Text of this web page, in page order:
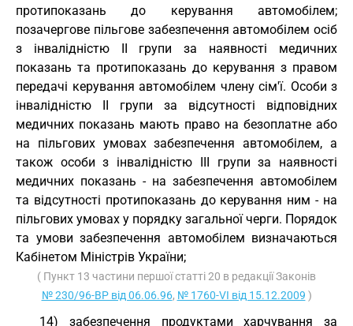
протипоказань до керування автомобілем;
позачергове пільгове забезпечення автомобілем осіб
з інвалідністю II групи за наявності медичних
показань та протипоказань до керування з правом
передачі керування автомобілем члену сім'ї. Особи з
інвалідністю II групи за відсутності відповідних
медичних показань мають право на безоплатне або
на пільгових умовах забезпечення автомобілем, а
також особи з інвалідністю III групи за наявності
медичних показань - на забезпечення автомобілем
та відсутності протипоказань до керування ним - на
пільгових умовах у порядку загальної черги. Порядок
та умови забезпечення автомобілем визначаються
Кабінетом Міністрів України;
( Пункт 13 частини першої статті 20 в редакції Законів
№ 230/96-ВР від 06.06.96, № 1760-VI від 15.12.2009 )
14) забезпечення продуктами харчування за